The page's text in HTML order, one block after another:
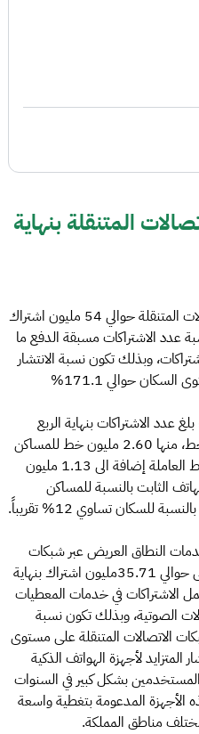
المتنقلة بنهاية
بلغ عدد الاشتراكات في خدمات الاتصالات المتنقلة حوالي 54 مليون اشتراك
وبلغت نسبة عدد الاشتراكات مسبقة الدفع ما
الاشتراكات، وبذلك تكون نسبة الانتشار
حوالي 171.1%
عدد الاشتراكات بنهاية الربع
الثالث 2015م حوالي 3.73 مليون خط، منها 2.60 مليون خط للمساكن
أي ما يعادل 70% من إجمالي الخطوط العاملة إضافة الى 1.13 مليون
الثابت بالنسبة للمساكن
النطاق العريض عبر شبكات
الاتصالات المتنقلة بتعريفها الشامل إلى حوالي 35.71مليون اشتراك بنهاية
2015م، وهي تشمل الاشتراكات في خدمات المعطيات
الصوتية، وبذلك تكون نسبة
الاتصالات المتنقلة على مستوى
الانتشار المتزايد لأجهزة الهواتف الذكية
المستخدمين بشكل كبير في السنوات
الأجهزة المدعومة بتغطية واسعة
مناطق المملكة.